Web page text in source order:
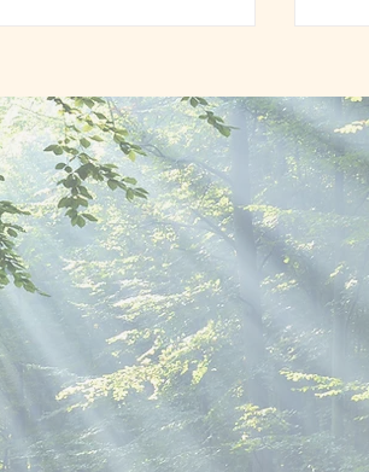
vi visar och tar emot kärlek på: